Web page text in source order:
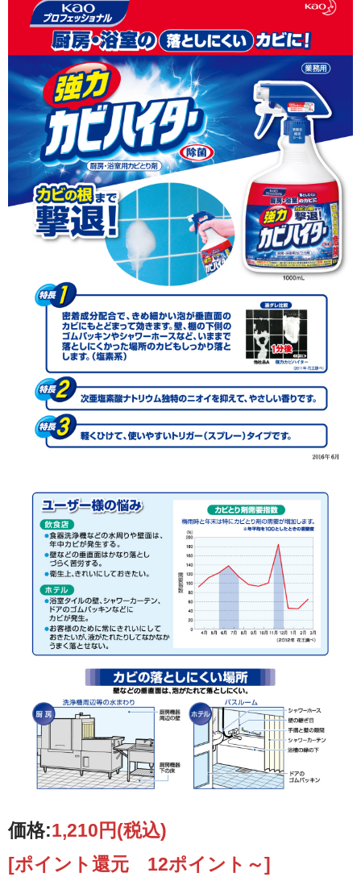
価格:1,210円(税込)
[ポイント還元 12ポイント～]